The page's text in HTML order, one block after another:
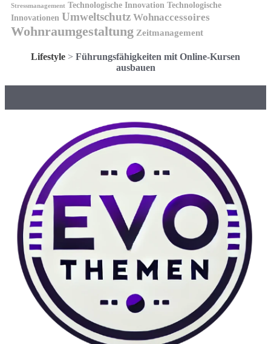
Stressmanagement Technologische Innovation Technologische
Innovationen Umweltschutz Wohnaccessoires
Wohnraumgestaltung Zeitmanagement
Lifestyle > Führungsfähigkeiten mit Online-Kursen
ausbauen